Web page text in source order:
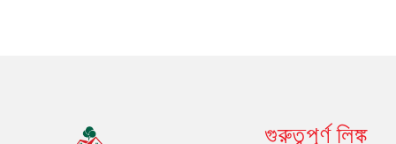
গুরুত্বপূর্ণ লিঙ্ক